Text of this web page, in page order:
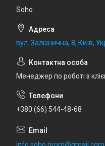
Soho
вул. Залізнична, 8, Київ,
Менеджер по роботі з
+380 (66) 544-48-68
info.soho.prom@gmail.com